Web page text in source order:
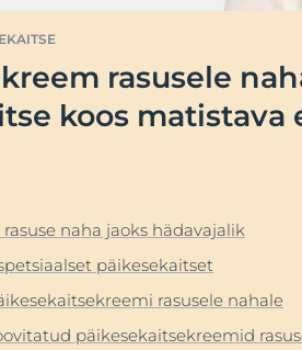
pH5
Anti-Pigment
Kuiv nahk
Kuivale või väga kuivale ja karedale
Osta
rasusele
koos matistava
naha jaoks hädavajalik
päikesekaitset
rasusele nahale
päikesekaitsekreemid